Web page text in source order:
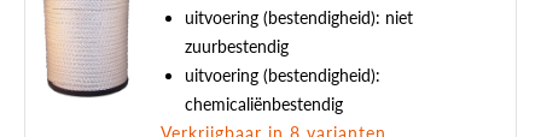
uitvoering (bestendigheid): niet
zuurbestendig
uitvoering (bestendigheid):
chemicaliënbestendig
Verkrijgbaar in 8 varianten